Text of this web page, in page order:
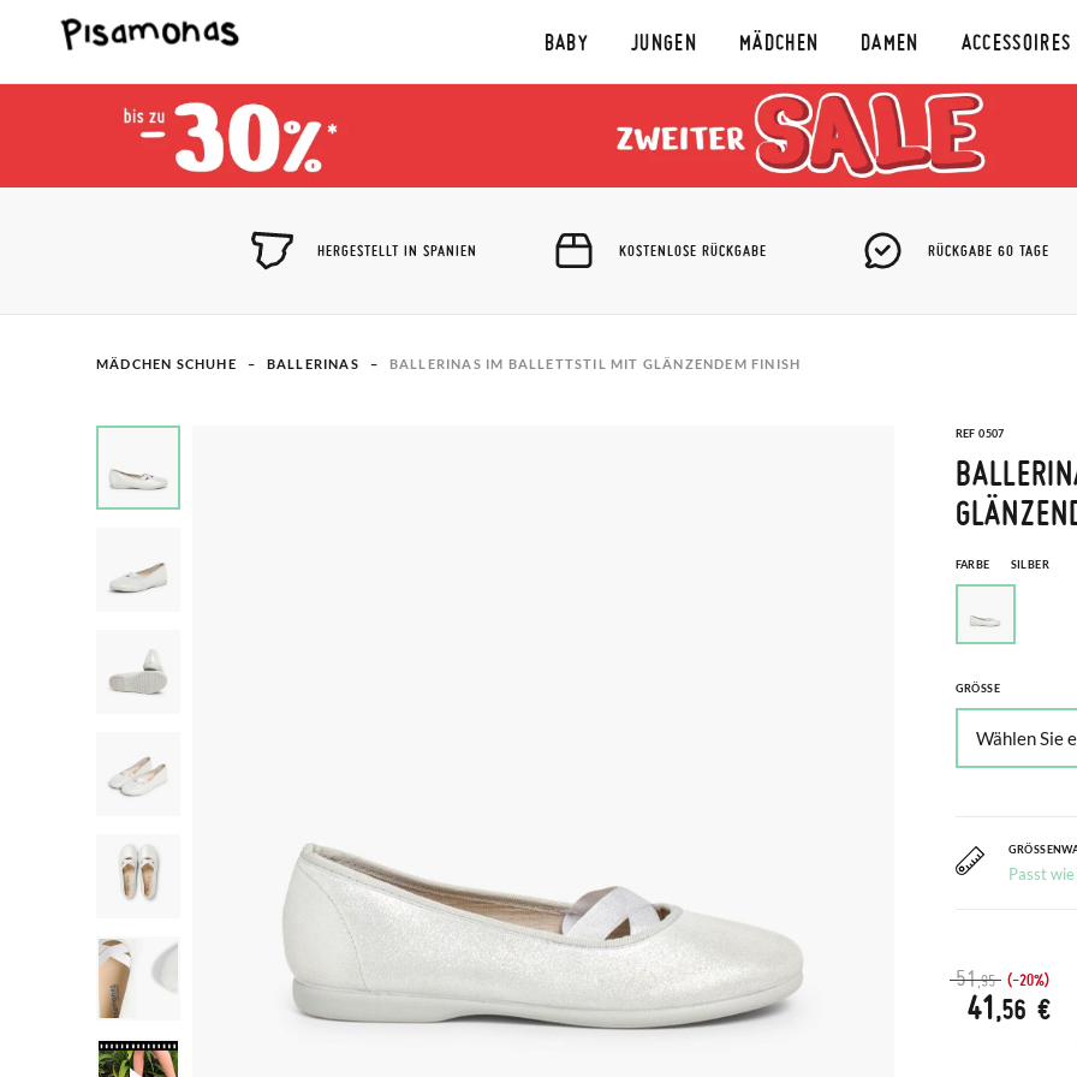
BABY JUNGEN MÄDCHEN DAMEN ACCESSOIRES
HERGESTELLT IN SPANIEN KOSTENLOSE RÜCKGABE RÜCKGABE 60 TAGE
MÄDCHEN SCHUHE BALLERINAS​ BALLERINAS IM BALLETTSTIL MIT GLÄNZENDEM FINISH
REF 0507
FARBE SILBER
GRÖSSE
Passt
51,95 (-20%)
41,56 €